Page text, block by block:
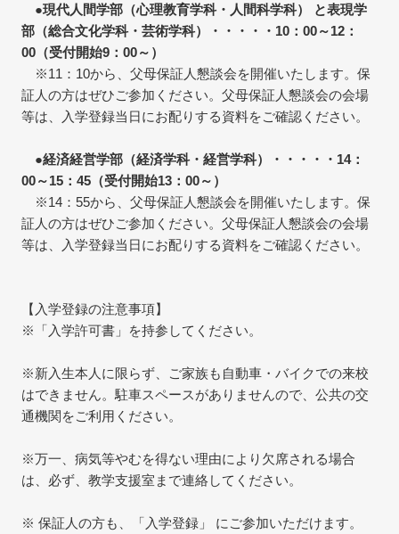
●現代人間学部（心理教育学科・人間科学科） と表現学
部（総合文化学科・芸術学科）・・・・・10：00～12：
00（受付開始9：00～）
※11：10から、父母保証人懇談会を開催いたします。保
証人の方はぜひご参加ください。父母保証人懇談会の会場
等は、入学登録当日にお配りする資料をご確認ください。
●経済経営学部（経済学科・経営学科）・・・・・14：
00～15：45（受付開始13：00～）
※14：55から、父母保証人懇談会を開催いたします。保
証人の方はぜひご参加ください。父母保証人懇談会の会場
等は、入学登録当日にお配りする資料をご確認ください。
【入学登録の注意事項】
※「入学許可書」を持参してください。
※新入生本人に限らず、ご家族も自動車・バイクでの来校
はできません。駐車スペースがありませんので、公共の交
通機関をご利用ください。
※万一、病気等やむを得ない理由により欠席される場合
は、必ず、教学支援室まで連絡してください。
※ 保証人の方も、「入学登録」 にご参加いただけます。